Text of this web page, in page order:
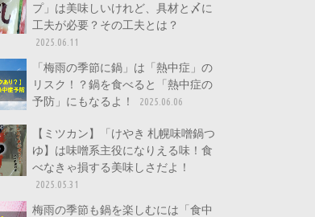
プ」は美味しいけれど、具材と〆に
工夫が必要？その工夫とは？
2025.06.11
「梅雨の季節に鍋」は「熱中症」の
リスク！？鍋を食べると「熱中症の
予防」にもなるよ！
2025.06.06
【ミツカン】「けやき 札幌味噌鍋つ
ゆ】は味噌系主役になりえる味！食
べなきゃ損する美味しさだよ！
2025.05.31
梅雨の季節も鍋を楽しむには「食中